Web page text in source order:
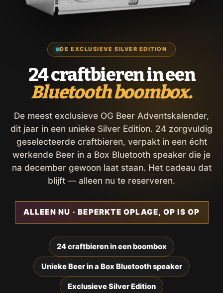
DE EXCLUSIEVE SILVER EDITION
24 craftbieren in een
Bluetooth boombox.
De meest exclusieve OG Beer Adventskalender,
dit jaar in een unieke Silver Edition. 24 zorgvuldig
geselecteerde craftbieren, verpakt in een écht
werkende Beer in a Box Bluetooth speaker die je
na december gewoon laat staan. Het cadeau dat
blijft — alleen nu te reserveren.
ALLEEN NU · BEPERKTE OPLAGE, OP IS OP
24 craftbieren in een boombox
Unieke Beer in a Box Bluetooth speaker
Exclusieve Silver Edition